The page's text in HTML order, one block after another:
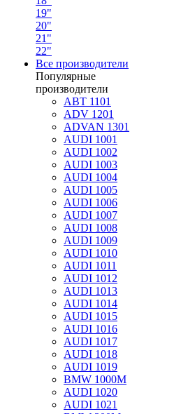
19"
20"
21"
22"
Все производители
Популярные
производители
ABT 1101
ADV 1201
ADVAN 1301
AUDI 1001
AUDI 1002
AUDI 1003
AUDI 1004
AUDI 1005
AUDI 1006
AUDI 1007
AUDI 1008
AUDI 1009
AUDI 1010
AUDI 1011
AUDI 1012
AUDI 1013
AUDI 1014
AUDI 1015
AUDI 1016
AUDI 1017
AUDI 1018
AUDI 1019
BMW 1000M
AUDI 1020
AUDI 1021